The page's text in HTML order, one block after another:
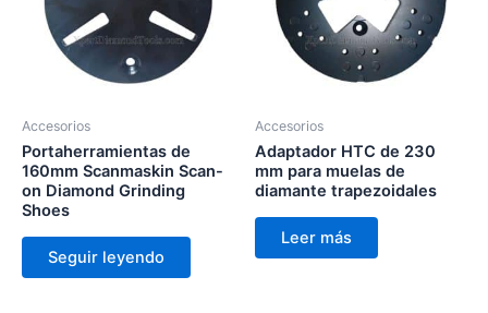
Accesorios
Portaherramientas de
160mm Scanmaskin Scan-
on Diamond Grinding
Shoes
Seguir leyendo
Accesorios
Adaptador HTC de 230
mm para muelas de
diamante trapezoidales
Leer más